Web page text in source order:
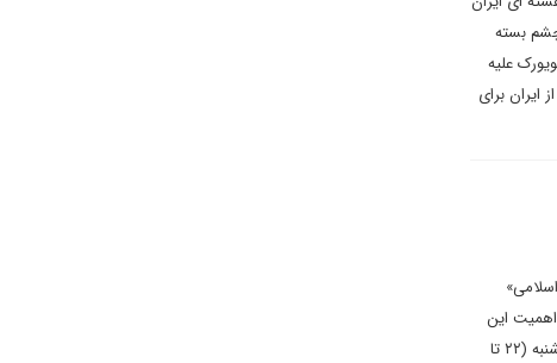
بسته
علیه
ایران برای
اهمیت این
توافق به اندازه‌ای است که می‌تواند بر جمع‌بندی و بیانیه پایانی نشست چهار روزه شورای حکام این آژانس‌ که از دوشنبه (۲۲ تا